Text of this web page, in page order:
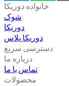
خانواده دوریکا
شوک
دوریکا
دوریکا پلاس
دسترسی سریع
درباره ما
تماس با ما
محصولات